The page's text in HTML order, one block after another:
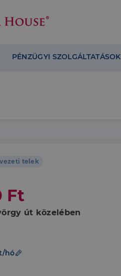
PÉNZÜGYI SZOLGÁLTATÁSOK
telek
Ft
út közelében
hó